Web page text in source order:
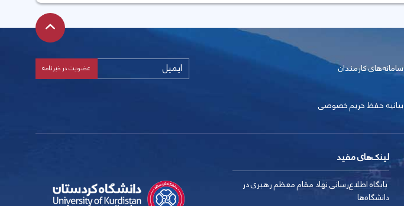
سامانه‌های کارمندان
بیانیه حفظ حریم خصوصی
لینک‌های مفید
پایگاه اطلاع‌رسانی نهاد مقام معظم رهبری در
دانشگاه‌ها